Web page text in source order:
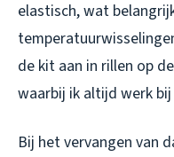
elastisch, wat
de kit aan in rillen op
waarbij ik altijd werk
Bij het vervangen van